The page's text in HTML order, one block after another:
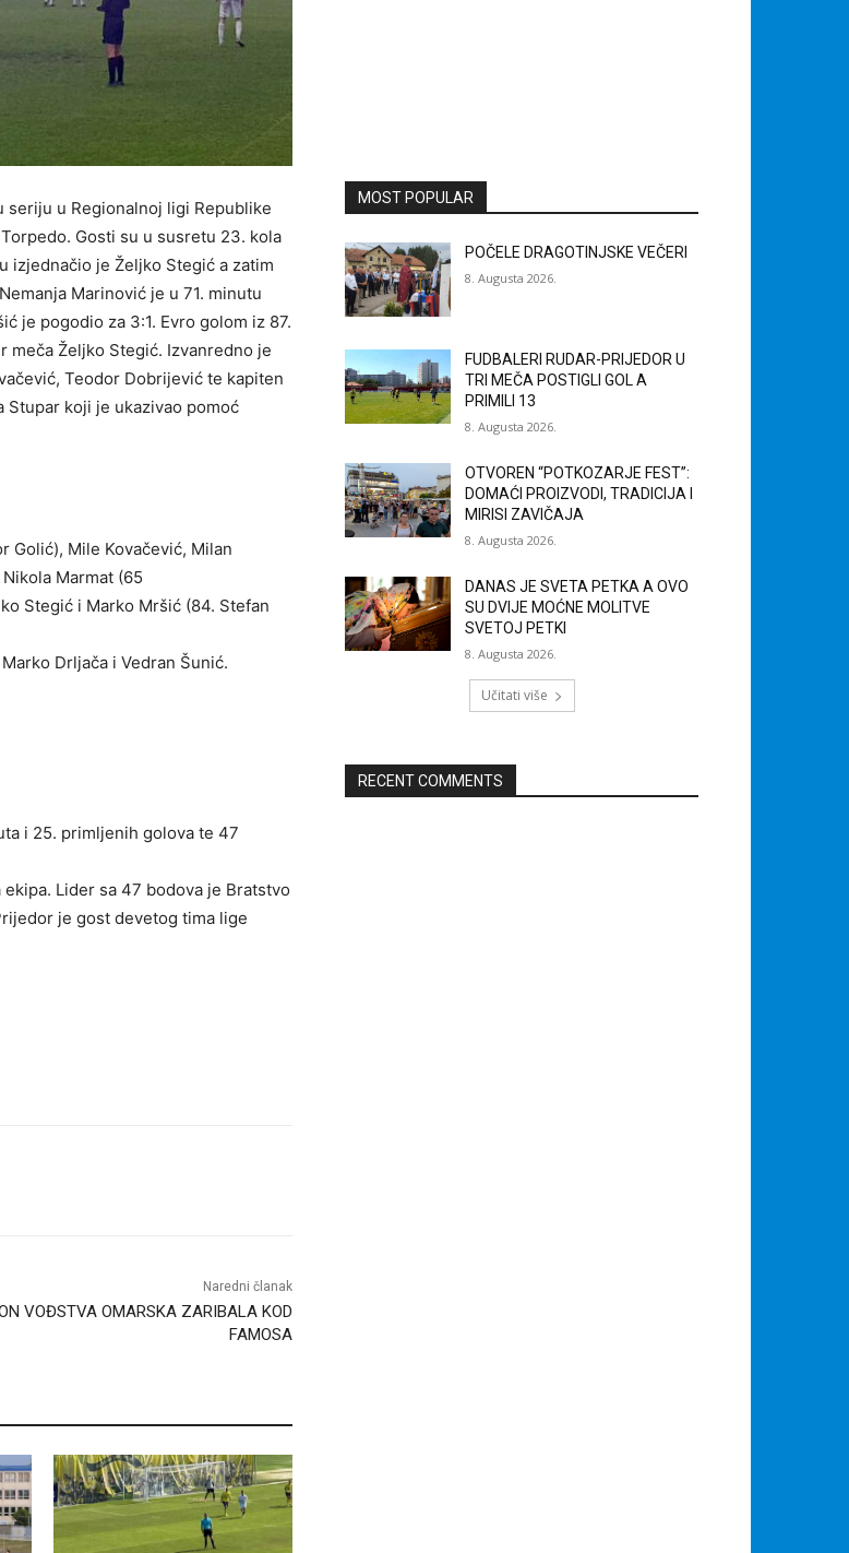
seriju u Regionalnoj ligi Republike
Gosti su u susretu 23. kola
izjednačio je Željko Stegić a zatim
Marinović je u 71. minutu
je pogodio za 3:1. Evro golom iz 87.
meča Željko Stegić. Izvanredno je
Teodor Dobrijević te kapiten
Stupar koji je ukazivao pomoć
Golić), Mile Kovačević, Milan
Marmat (65
Stegić i Marko Mršić (84. Stefan
Drljača i Vedran Šunić.
i 25. primljenih golova te 47
Lider sa 47 bodova je Bratstvo
je gost devetog tima lige
Naredni članak
VOĐSTVA OMARSKA ZARIBALA KOD
FAMOSA
MOST POPULAR
POČELE DRAGOTINJSKE VEČERI
8. Augusta 2026.
FUDBALERI RUDAR-PRIJEDOR U
TRI MEČA POSTIGLI GOL A
PRIMILI 13
8. Augusta 2026.
OTVOREN “POTKOZARJE FEST”:
DOMAĆI PROIZVODI, TRADICIJA I
MIRISI ZAVIČAJA
8. Augusta 2026.
DANAS JE SVETA PETKA A OVO
SU DVIJE MOĆNE MOLITVE
SVETOJ PETKI
8. Augusta 2026.
Učitati više
RECENT COMMENTS